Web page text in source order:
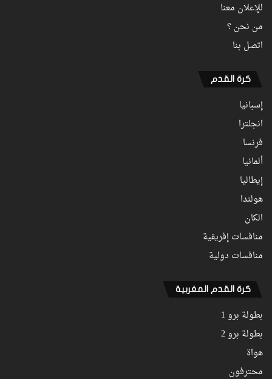
للإعلان معنا
من نحن ؟
اتصل بنا
كرة القدم
إسبانيا
انجلترا
فرنسا
ألمانيا
إيطاليا
هولندا
الكان
منافسات إفريقية
منافسات دولية
كرة القدم المغربية
بطولة برو 1
بطولة برو 2
هواة
محترفون